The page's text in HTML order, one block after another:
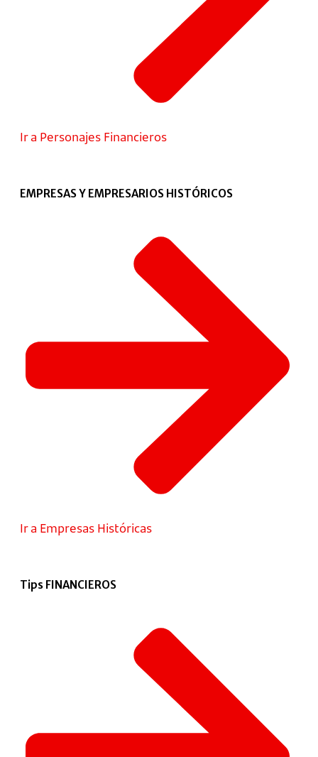
Ir a Personajes Financieros
EMPRESAS Y EMPRESARIOS HISTÓRICOS
Ir a Empresas Históricas
Tips FINANCIEROS